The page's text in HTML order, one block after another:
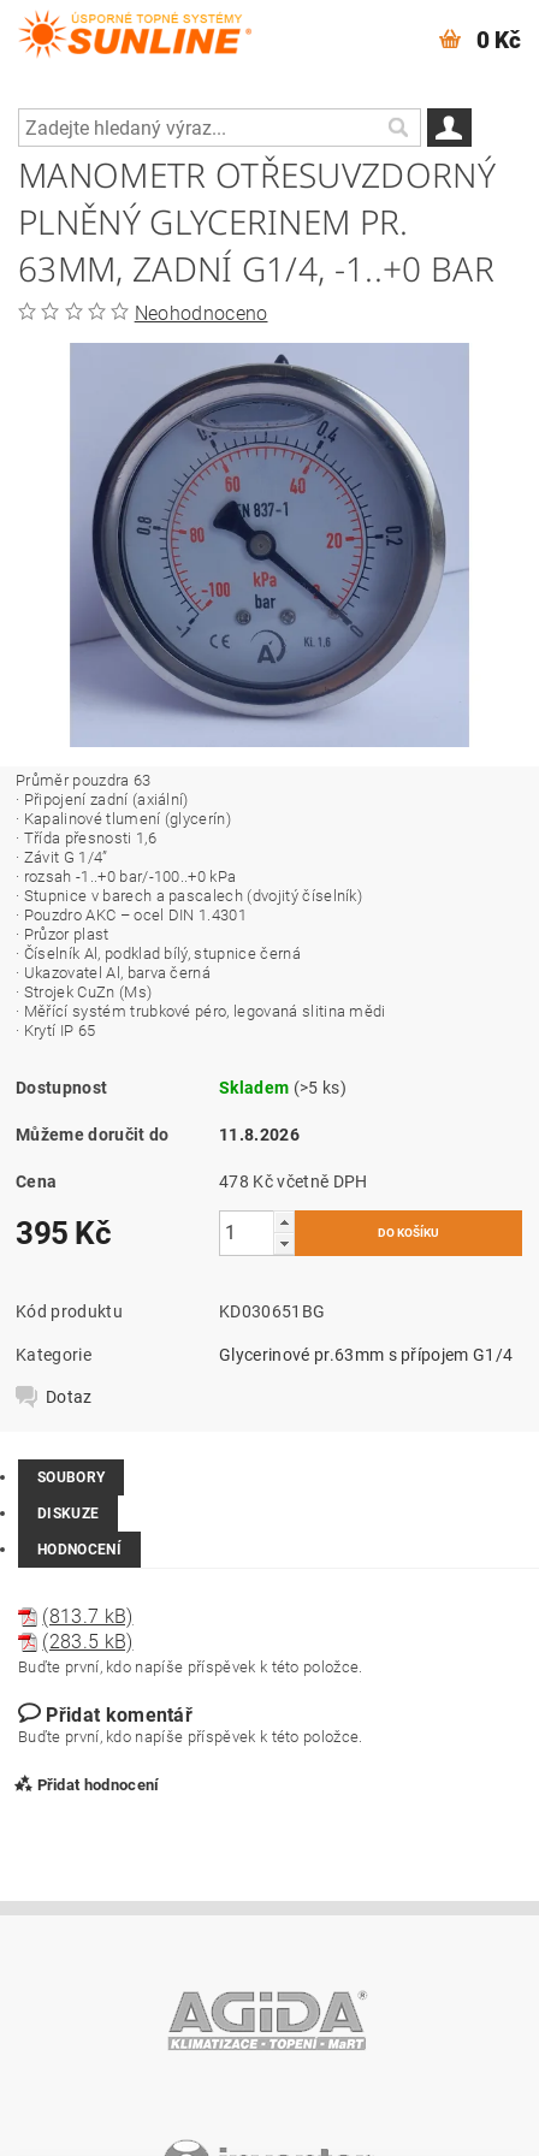
0 Kč
MANOMETR OTŘESUVZDORNÝ
PLNĚNÝ GLYCERINEM PR.
63MM, ZADNÍ G1/4, -1..+0 BAR
Neohodnoceno
Průměr pouzdra 63
· Připojení zadní (axiální)
· Kapalinové tlumení (glycerín)
· Třída přesnosti 1,6
· Závit G 1/4”
· rozsah -1..+0 bar/-100..+0 kPa
· Stupnice v barech a pascalech (dvojitý číselník)
· Pouzdro AKC – ocel DIN 1.4301
· Průzor plast
· Číselník Al, podklad bílý, stupnice černá
· Ukazovatel Al, barva černá
· Strojek CuZn (Ms)
· Měřící systém trubkové péro, legovaná slitina mědi
· Krytí IP 65
Dostupnost Skladem (>5 ks)
Můžeme doručit do 11.8.2026
Cena 478 Kč včetně DPH
395 Kč
Kód produktu KD030651BG
Kategorie Glycerinové pr.63mm s přípojem G1/4
Dotaz
SOUBORY
DISKUZE
HODNOCENÍ
(813.7 kB)
(283.5 kB)
Buďte první, kdo napíše příspěvek k této položce.
Přidat komentář
Buďte první, kdo napíše příspěvek k této položce.
Přidat hodnocení